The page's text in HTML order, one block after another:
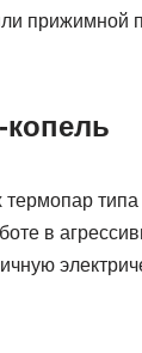
прижимной
типа
в